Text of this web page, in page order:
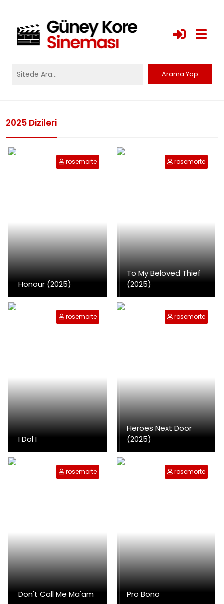
2025 Dizileri
Honour (2025)
rosemorte
To My Beloved Thief
(2025)
rosemorte
I Dol I
rosemorte
Heroes Next Door
(2025)
rosemorte
Don't Call Me Ma'am
rosemorte
Pro Bono
rosemorte